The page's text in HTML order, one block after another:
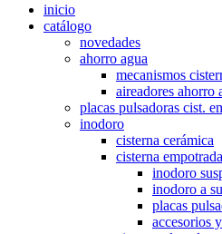
inicio
catálogo
novedades
ahorro agua
mecanismos
aireadores ahorro
placas pulsadoras cist.
inodoro
cisterna cerámica
cisterna empotrada
inodoro
inodoro a
placas
accesorios